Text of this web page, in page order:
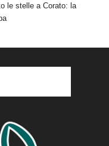
le stelle a Corato: la